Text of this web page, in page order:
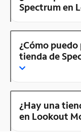
Spectrum en
¿Cómo
tienda de
¿Hay una
en Lookout